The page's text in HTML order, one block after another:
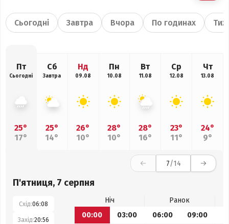
Сьогодні Завтра Вчора По годинах
Пт
Сьогодні
25°
17°
Сб
Завтра
25°
14°
Нд
09.08
26°
10°
Пн
10.08
28°
10°
Вт
11.08
28°
16°
Ср
12.08
23°
11°
Чт
13.08
24°
9°
7/14
П'ятниця, 7 серпня
Схід:06:08
Захід:20:56
Ніч
Ранок
00:00
03:00 06:00 09:00